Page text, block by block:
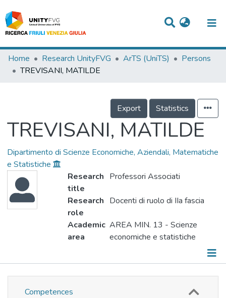
Titles
Events
Projects
People
Skills
Home Research UnityFVG ArTS (UniTS)
Persons
TREVISANI, MATILDE
Export Statistics
TREVISANI, MATILDE
Dipartimento di Scienze Economiche, Aziendali, Matematiche
e Statistiche
Research
title
Professori Associati
Research
role
Docenti di ruolo di IIa fascia
Academic
area
AREA MIN. 13 - Scienze
economiche e statistiche
Information
Competences